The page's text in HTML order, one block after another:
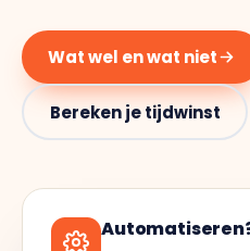
Talent Development
Interne Mobiliteit
HR Analytics NIEUW
Downloads
Brochure
Wat wel en wat niet
Bereken je tijdwinst